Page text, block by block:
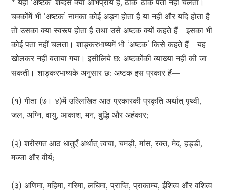
* यहाँ ‘अष्टक’ शब्दसे क्या अभिप्राय है, ठीक-ठीक पता नहीं चलता।
चक्‍कोंमें भी ‘अष्टक’ नामका कोई अङ्ग होता है या नहीं और यदि होता है
तो उसका क्या स्वरूप होता है तथा उसे अष्टक क्यों कहते हैं—इसका भी
कोई पता नहीं चलता। शाङ्करभाष्यमें भी ‘अष्टक’ किसे कहते हैं—यह
खोलकर नहीं बताया गया। इसीलिये छ: अष्टकोंकी व्याख्या नहीं की जा
सकती। शाङ्करभाष्यके अनुसार छ: अष्टक इस प्रकार हैं—
(१) गीता (७। ४)में उल्लिखित आठ प्रकारकी प्रकृति अर्थात् पृथ्वी,
जल, अग्नि, वायु, आकाश, मन, बुद्धि और अहंकार;
(२) शरीरगत आठ धातुएँ अर्थात् त्वचा, चमड़ी, मांस, रक्त, मेद, हड्डी,
मज्जा और वीर्य;
(३) अणिमा, महिमा, गरिमा, लघिमा, प्राप्ति, प्राकाम्य, ईशित्व और वशित्व